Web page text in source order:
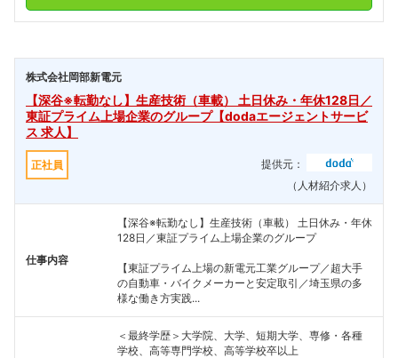
株式会社岡部新電元
【深谷※転勤なし】生産技術（車載） 土日休み・年休128日／
東証プライム上場企業のグループ【dodaエージェントサービ
ス 求人】
正社員
提供元：
（人材紹介求人）
仕事内容
【深谷※転勤なし】生産技術（車載） 土日休み・年休
128日／東証プライム上場企業のグループ
【東証プライム上場の新電元工業グループ／超大手
の自動車・バイクメーカーと安定取引／埼玉県の多
様な働き方実践...
＜最終学歴＞大学院、大学、短期大学、専修・各種
学校、高等専門学校、高等学校卒以上